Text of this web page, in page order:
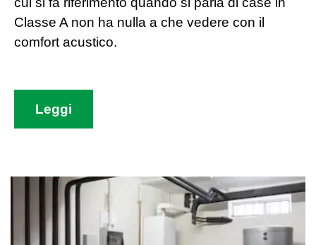
Classe A non ha nulla a che vedere con il
comfort acustico.
Leggi